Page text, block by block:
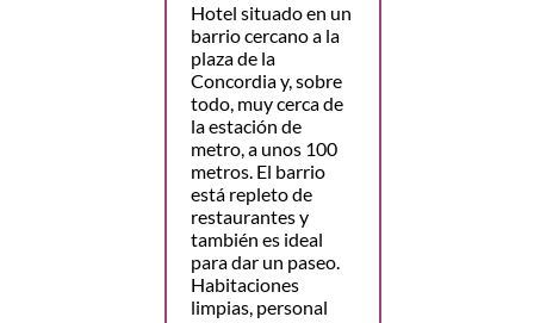
Hotel situado en un
barrio cercano a la
plaza de la
Concordia y, sobre
todo, muy cerca de
la estación de
metro, a unos 100
metros. El barrio
está repleto de
restaurantes y
también es ideal
para dar un paseo.
Habitaciones
limpias, personal